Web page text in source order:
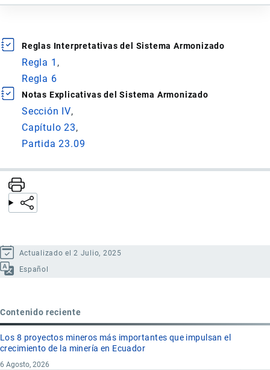
Reglas Interpretativas del Sistema Armonizado
Regla 1
Regla 6
Notas Explicativas del Sistema Armonizado
Sección IV
Capítulo 23
Partida 23.09
Actualizado el 2 Julio, 2025
Español
Contenido reciente
Los 8 proyectos mineros más importantes que impulsan el
crecimiento de la minería en Ecuador
6 Agosto, 2026